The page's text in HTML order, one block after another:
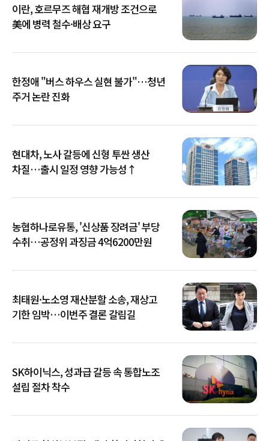
이란, 호르무즈 해협 재개방 조건으로
美에 병력 철수·배상 요구
한정애 "버스 하우스 실현 불가"…청년
주거 논란 진화
현대차, 노사 갈등에 신형 투싼 생산
차질…출시 일정 영향 가능성↑
농협하나로유통, '신상품 장려금' 부당
수취…공정위 과징금 4억6200만원
최태원·노소영 재산분할 소송, 재상고
기한 임박…이번주 결론 갈림길
SK하이닉스, 성과급 갈등 속 통합노조
설립 절차 착수